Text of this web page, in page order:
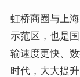
虹桥商圈与上
示范区，也是
输速度更快、
时代，大大提